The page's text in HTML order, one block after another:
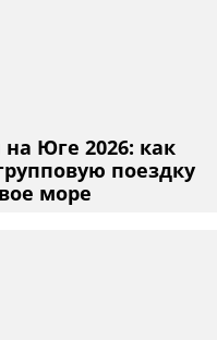
Юге 2026: как
поездку
море